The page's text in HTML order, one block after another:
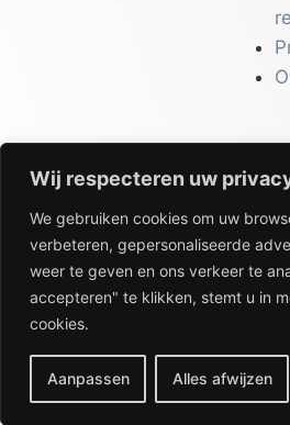
Wij respecteren uw
We gebruiken cookies om uw
verbeteren, gepersonaliseerde
weer te geven en ons verkeer te
accepteren" te klikken, stemt u in
cookies.
Aanpassen Alles afwijzen
CATALOGI
Workwear &
Veiligheid
Kantoor & Receptie
Gezondheid & Beauty
Keuken & Horeca